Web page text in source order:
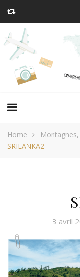
Home
Montagnes,
SRILANKA2
3 avril